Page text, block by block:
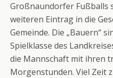
Großnaundorfer Fußballs
weiteren Eintrag in die
Gemeinde. Die „Bauern“
Spielklasse des
die Mannschaft mit ihren
Morgenstunden. Viel Zeit